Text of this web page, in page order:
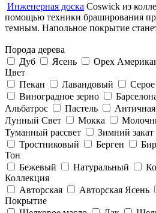
Инженерная доска Coswick из
помощью техники браширования
темным. Напольное покрытие
Порода дерева
Дуб
Ясень
Орех
Цвет
Пекан
Лавандовый Серое
Виноградное зерно
Альбатрос
Пастель
Лунный Свет
Мокка
Туманный рассвет
Зимний закат
Тростниковый
Берген
Тон
Бежевый
Натуральный
Коллекция
Авторская
Авторская Ясень
Покрытие